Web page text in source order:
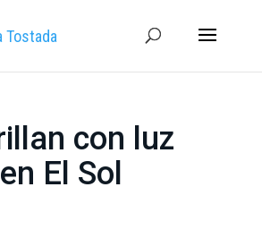
con luz
El Sol